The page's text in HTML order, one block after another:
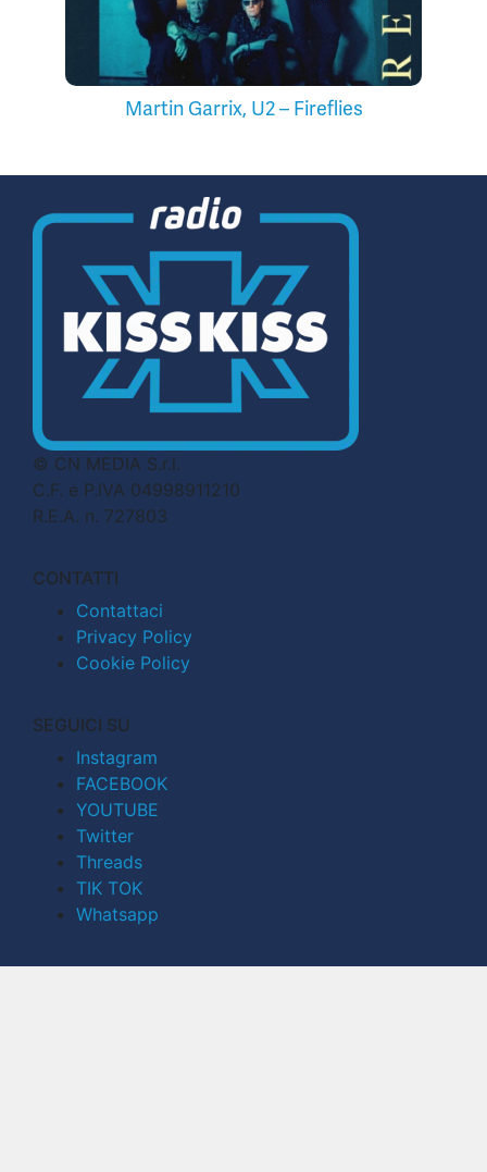
Martin Garrix, U2 – Fireflies
© CN MEDIA S.r.l.
C.F. e P.IVA 04998911210
R.E.A. n. 727803
CONTATTI
Contattaci
Privacy Policy
Cookie Policy
SEGUICI SU
Instagram
FACEBOOK
YOUTUBE
Twitter
Threads
TIK TOK
Whatsapp